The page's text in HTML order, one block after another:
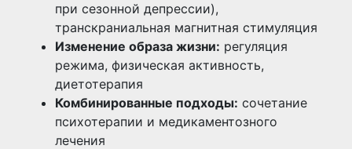
при сезонной депрессии),
транскраниальная магнитная стимуляция
Изменение образа жизни: регуляция
режима, физическая активность,
диетотерапия
Комбинированные подходы: сочетание
психотерапии и медикаментозного
лечения